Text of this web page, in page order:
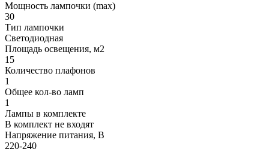
Мощность лампочки (max)
30
Тип лампочки
Светодиодная
Площадь освещения, м2
15
Количество плафонов
1
Общее кол-во ламп
1
Лампы в комплекте
В комплект не входят
Напряжение питания, В
220-240